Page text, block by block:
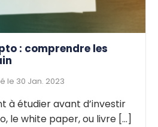
: comprendre les
le 30 Jan. 2023
à étudier avant d’investir
le white paper, ou livre [...]